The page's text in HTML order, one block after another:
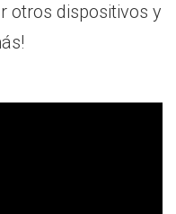
otros dispositivos y